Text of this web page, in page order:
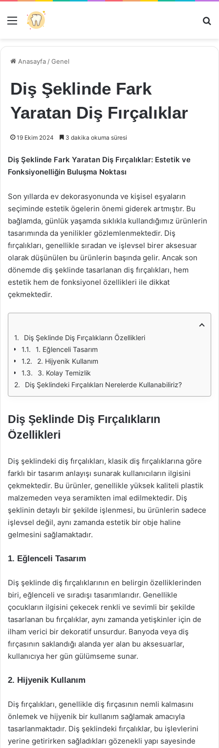
Menü
Anasayfa /Genel
Diş Şeklinde Fark
Yaratan Diş Fırçalıklar
19 Ekim 2024 3 dakika okuma süresi
Diş Şeklinde Fark Yaratan Diş Fırçalıklar: Estetik ve
Fonksiyonelliğin Buluşma Noktası
Son yıllarda ev dekorasyonunda ve kişisel eşyaların
seçiminde estetik ögelerin önemi giderek artmıştır. Bu
bağlamda, günlük yaşamda sıklıkla kullandığımız ürünlerin
tasarımında da yenilikler gözlemlenmektedir. Diş
fırçalıkları, genellikle sıradan ve işlevsel birer aksesuar
olarak düşünülen bu ürünlerin başında gelir. Ancak son
dönemde diş şeklinde tasarlanan diş fırçalıkları, hem
estetik hem de fonksiyonel özellikleri ile dikkat
çekmektedir.
Diş Şeklinde Diş Fırçalıkların Özellikleri
1. Eğlenceli Tasarım
2. Hijyenik Kullanım
3. Kolay Temizlik
Diş Şeklindeki Fırçalıkları Nerelerde Kullanabiliriz?
Diş Şeklinde Diş Fırçalıkların
Özellikleri
Diş şeklindeki diş fırçalıkları, klasik diş fırçalıklarına göre
farklı bir tasarım anlayışı sunarak kullanıcıların ilgisini
çekmektedir. Bu ürünler, genellikle yüksek kaliteli plastik
malzemeden veya seramikten imal edilmektedir. Diş
şeklinin detaylı bir şekilde işlenmesi, bu ürünlerin sadece
işlevsel değil, aynı zamanda estetik bir obje haline
gelmesini sağlamaktadır.
1. Eğlenceli Tasarım
Diş şeklinde diş fırçalıklarının en belirgin özelliklerinden
biri, eğlenceli ve sıradışı tasarımlarıdır. Genellikle
çocukların ilgisini çekecek renkli ve sevimli bir şekilde
tasarlanan bu fırçalıklar, aynı zamanda yetişkinler için de
ilham verici bir dekoratif unsurdur. Banyoda veya diş
fırçasının saklandığı alanda yer alan bu aksesuarlar,
kullanıcıya her gün gülümseme sunar.
2. Hijyenik Kullanım
Diş fırçalıkları, genellikle diş fırçasının nemli kalmasını
önlemek ve hijyenik bir kullanım sağlamak amacıyla
tasarlanmaktadır. Diş şeklindeki fırçalıklar, bu işlevlerini
yerine getirirken sağladıkları gözenekli yapı sayesinde